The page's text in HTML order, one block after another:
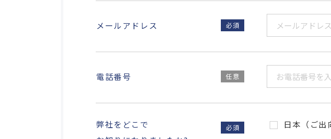
メールアドレス 必須
電話番号 任意
弊社をどこで
必須
日本（ご